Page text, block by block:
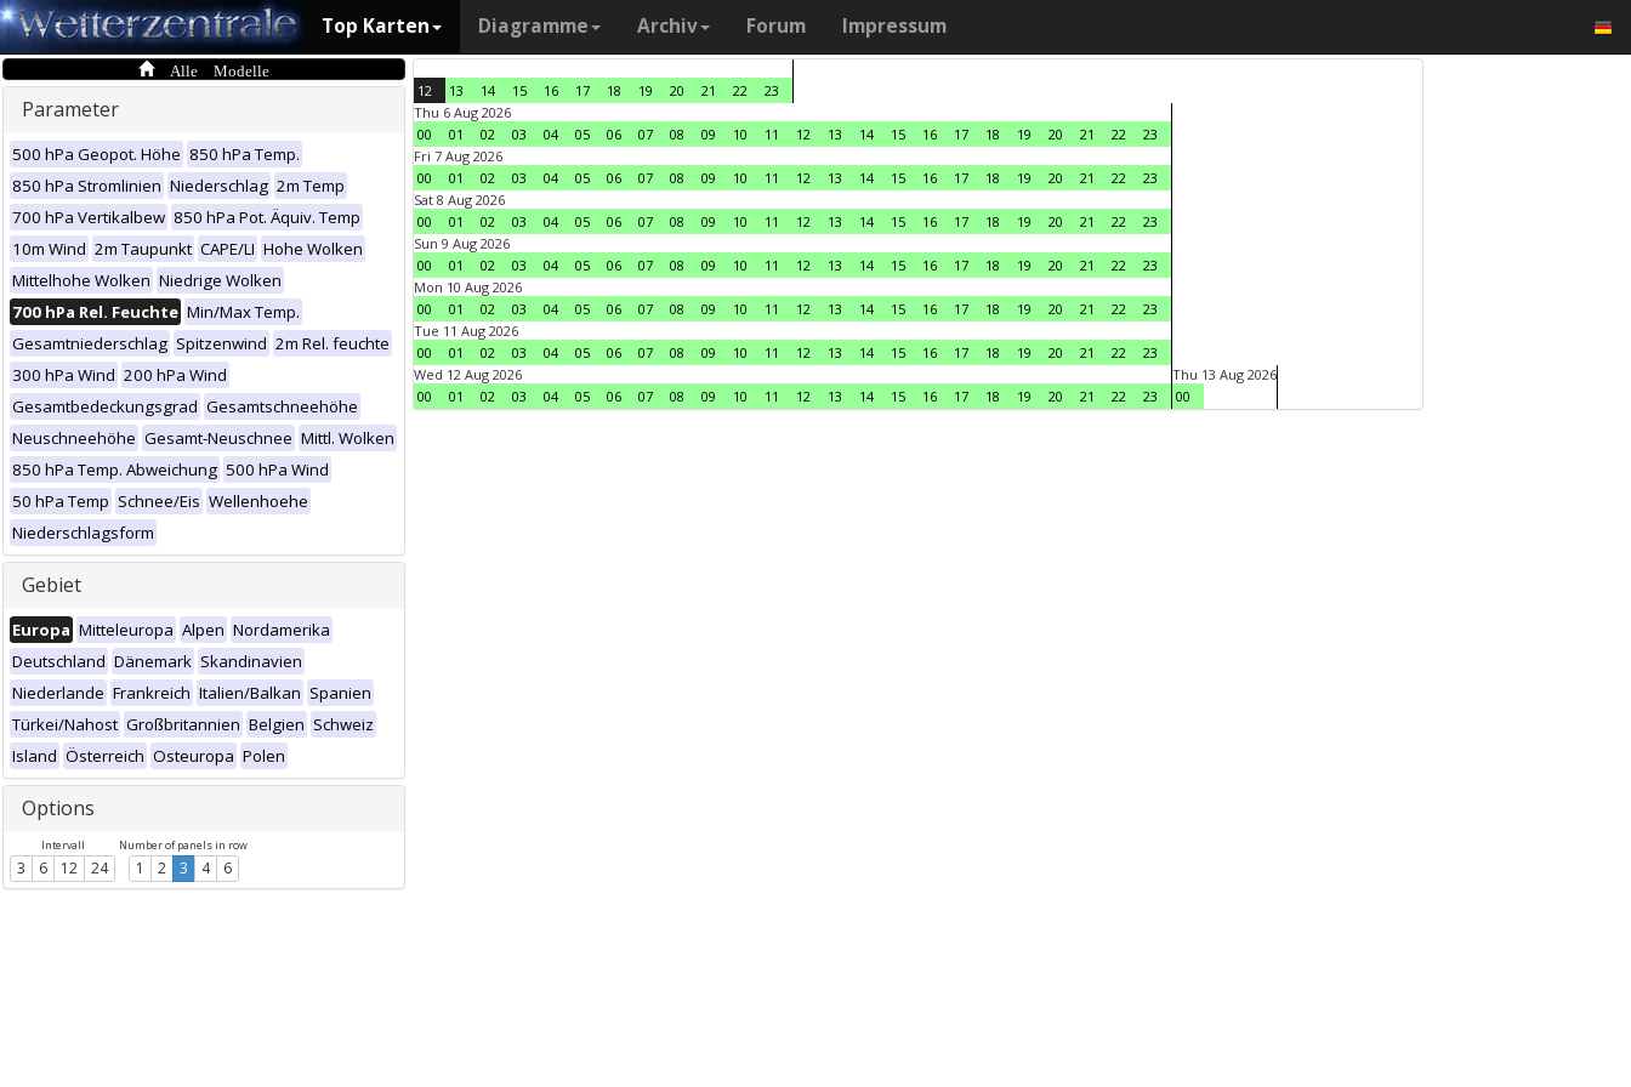
Top Karten Diagramme Archiv Forum Impressum
Alle Modelle
Parameter
500 hPa Geopot. Höhe 850 hPa Temp.
850 hPa Stromlinien Niederschlag 2m Temp
700 hPa Vertikalbew 850 hPa Pot. Äquiv. Temp
10m Wind 2m Taupunkt CAPE/LI Hohe Wolken
Mittelhohe Wolken Niedrige Wolken
700 hPa Rel. Feuchte Min/Max Temp.
Gesamtniederschlag Spitzenwind 2m Rel. feuchte
300 hPa Wind 200 hPa Wind
Gesamtbedeckungsgrad Gesamtschneehöhe
Neuschneehöhe Gesamt-Neuschnee Mittl. Wolken
850 hPa Temp. Abweichung 500 hPa Wind
50 hPa Temp Schnee/Eis Wellenhoehe
Niederschlagsform
Gebiet
Europa Mitteleuropa Alpen Nordamerika
Deutschland Dänemark Skandinavien
Niederlande Frankreich Italien/Balkan Spanien
Türkei/Nahost Großbritannien Belgien Schweiz
Island Österreich Osteuropa Polen
Options
Intervall
3 6 12 24
Number of panels in row
1 2 3 4 6
12 13 14 15 16 17 18 19 20 21 22
23
Thu 6 Aug 2026
00
01 02 03 04 05 06 07 08 09 10 11 12 13 14 15 16 17 18 19 20 21 22
23
Fri 7 Aug 2026
00
01 02 03 04 05 06 07 08 09 10 11 12 13 14 15 16 17 18 19 20 21 22
23
Sat 8 Aug 2026
00
01 02 03 04 05 06 07 08 09 10 11 12 13 14 15 16 17 18 19 20 21 22
23
Sun 9 Aug 2026
00
01 02 03 04 05 06 07 08 09 10 11 12 13 14 15 16 17 18 19 20 21 22
23
Mon 10 Aug 2026
00
01 02 03 04 05 06 07 08 09 10 11 12 13 14 15 16 17 18 19 20 21 22
23
Tue 11 Aug 2026
00
01 02 03 04 05 06 07 08 09 10 11 12 13 14 15 16 17 18 19 20 21 22
23
Wed 12 Aug 2026
00
01 02 03 04 05 06 07 08 09 10 11 12 13 14 15 16 17 18 19 20 21 22 23
Thu 13 Aug 2026
00